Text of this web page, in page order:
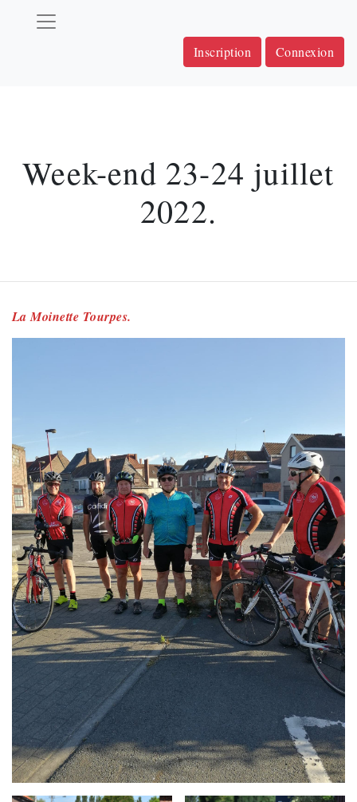
Inscription Connexion
Week-end 23-24 juillet
2022.
La Moinette Tourpes.